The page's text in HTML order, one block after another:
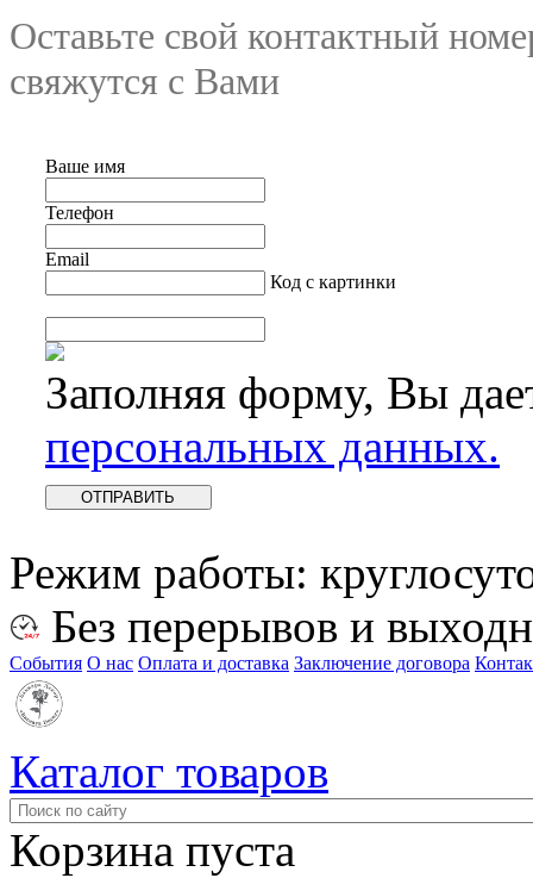
Оставьте свой контактный
свяжутся с Вами
Ваше имя
Телефон
Email
Код с картинки
Заполняя форму, Вы
персональных данных.
Режим работы:
Без перерывов и
События О нас Оплата и доставка Заключение договора
Каталог товаров
Корзина пуста